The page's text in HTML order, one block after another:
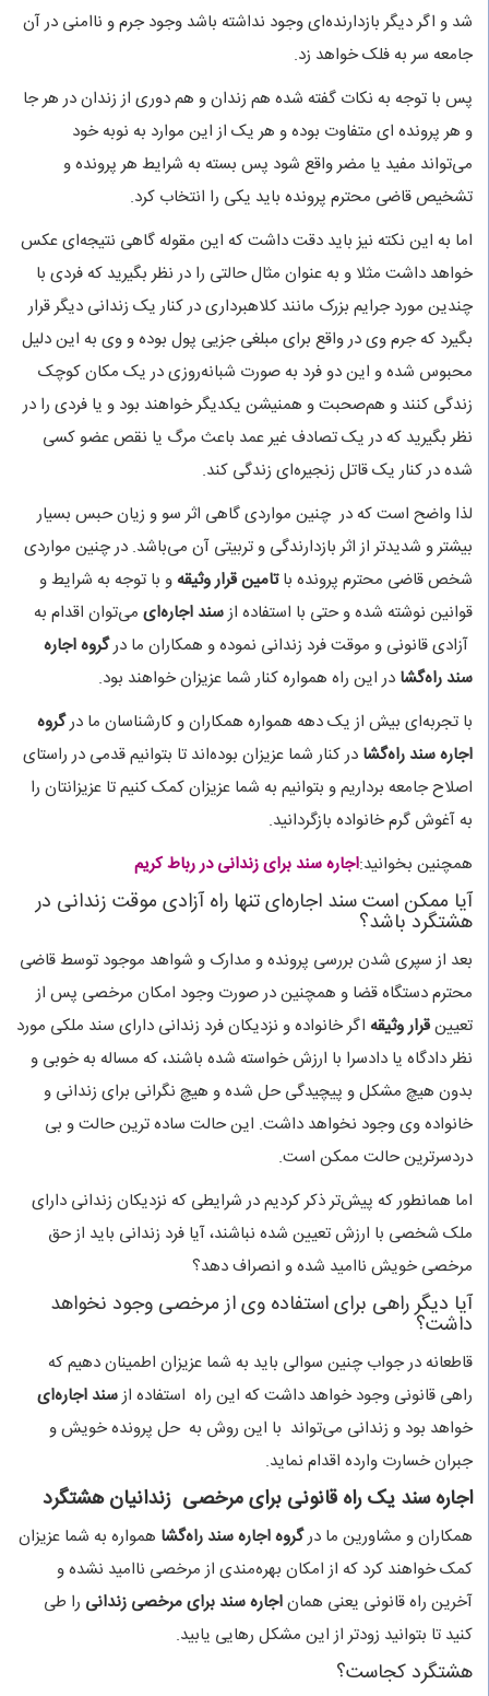
شد و اگر دیگر بازدارنده‌ای وجود نداشته باشد وجود جرم و ناامنی در آن
جامعه سر به فلک خواهد زد.
پس با توجه به نکات گفته شده هم زندان و هم دوری از زندان در هر جا
و هر پرونده ای متفاوت بوده و هر یک از این موارد به نوبه خود
می‌تواند مفید یا مضر واقع شود پس بسته به شرایط هر پرونده و
تشخیص قاضی محترم پرونده باید یکی را انتخاب کرد.
اما به این نکته نیز باید دقت داشت که این مقوله گاهی نتیجه‌ای عکس
خواهد داشت مثلا و به عنوان مثال حالتی را در نظر بگیرید که فردی با
چندین مورد جرایم بزرک مانند کلاهبرداری در کنار یک زندانی دیگر قرار
بگیرد که جرم وی در واقع برای مبلغی جزیی پول بوده و وی به این دلیل
محبوس شده و این دو فرد به صورت شبانه‌روزی در یک مکان کوچک
زندگی کنند و هم‌صحبت و همنیشن یکدیگر خواهند بود و یا فردی را در
نظر بگیرید که در یک تصادف غیر عمد باعث مرگ یا نقص عضو کسی
شده در کنار یک قاتل زنجیره‌ای زندگی کند.
لذا واضح است که در چنین مواردی گاهی اثر سو و زیان حبس بسیار
بیشتر و شدیدتر از اثر بازدارندگی و تربیتی آن می‌باشد. در چنین مواردی
شخص قاضی محترم پرونده باتامین قرار وثیقه و با توجه به شرایط و
قوانین نوشته شده و حتی با استفاده ازسند اجاره‌ای می‌توان اقدام به
آزادی قانونی و موقت فرد زندانی نموده و همکاران ما درگروه اجاره
سند راه‌گشا در این راه همواره کنار شما عزیزان خواهند بود.
با تجربه‌ای بیش از یک دهه همواره همکاران و کارشناسان ما درگروه
اجاره سند راه‌گشا در کنار شما عزیزان بوده‌اند تا بتوانیم قدمی در راستای
اصلاح جامعه برداریم و بتوانیم به شما عزیزان کمک کنیم تا عزیزانتان را
به آغوش گرم خانواده بازگردانید.
همچنین بخوانید:اجاره سند برای زندانی در رباط کریم
آیا ممکن است سند اجاره‌ای تنها راه آزادی موقت زندانی در
هشتگرد باشد؟
بعد از سپری شدن بررسی پرونده و مدارک و شواهد موجود توسط قاضی
محترم دستگاه قضا و همچنین در صورت وجود امکان مرخصی پس از
تعیینقرار وثیقه اگر خانواده و نزدیکان فرد زندانی دارای سند ملکی مورد
نظر دادگاه یا دادسرا با ارزش خواسته شده باشند، که مساله به خوبی و
بدون هیچ مشکل و پیچیدگی حل شده و هیچ نگرانی برای زندانی و
خانواده وی وجود نخواهد داشت. این حالت ساده ترین حالت و بی
دردسرترین حالت ممکن است.
اما همانطور که پیش‌تر ذکر کردیم در شرایطی که نزدیکان زندانی دارای
ملک شخصی با ارزش تعیین شده نباشند، آیا فرد زندانی باید از حق
مرخصی خویش ناامید شده و انصراف دهد؟
آیا دیگر راهی برای استفاده وی از مرخصی وجود نخواهد
داشت؟
قاطعانه در جواب چنین سوالی باید به شما عزیزان اطمینان دهیم که
راهی قانونی وجود خواهد داشت که این راه استفاده ازسند اجاره‌ای
خواهد بود و زندانی می‌تواند با این روش به حل پرونده خویش و
جبران خسارت وارده اقدام نماید.
اجاره سند یک راه قانونی برای مرخصی زندانیان هشتگرد
همکاران و مشاورین ما درگروه اجاره سند راه‌گشا همواره به شما عزیزان
کمک خواهند کرد که از امکان بهره‌مندی از مرخصی ناامید نشده و
آخرین راه قانونی یعنی هماناجاره سند برای مرخصی زندانی را طی
کنید تا بتوانید زودتر از این مشکل رهایی یابید.
هشتگرد کجاست؟